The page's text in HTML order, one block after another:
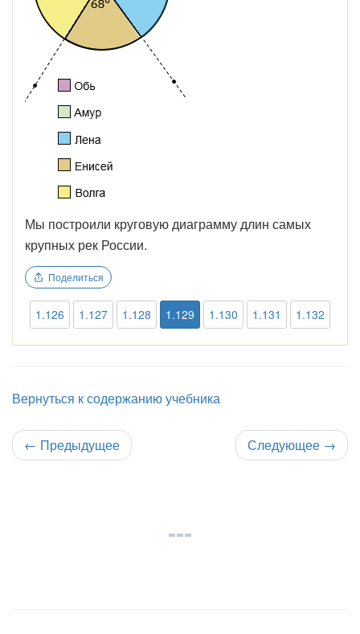
Мы построили круговую диаграмму длин самых
крупных рек России.
Поделиться
1.126 1.127 1.128 1.129 1.130 1.131 1.132
Вернуться к содержанию учебника
← Предыдущее Следующее →